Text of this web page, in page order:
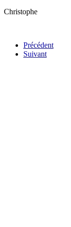
Christophe
Précédent
Suivant